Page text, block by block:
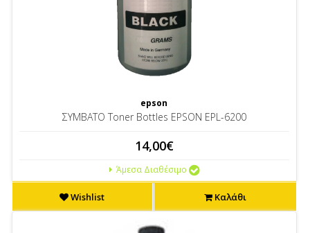
epson
ΣΥΜΒΑΤΟ Toner Bottles EPSON EPL-6200
14,00€
Άμεσα Διαθέσιμο
Wishlist Καλάθι